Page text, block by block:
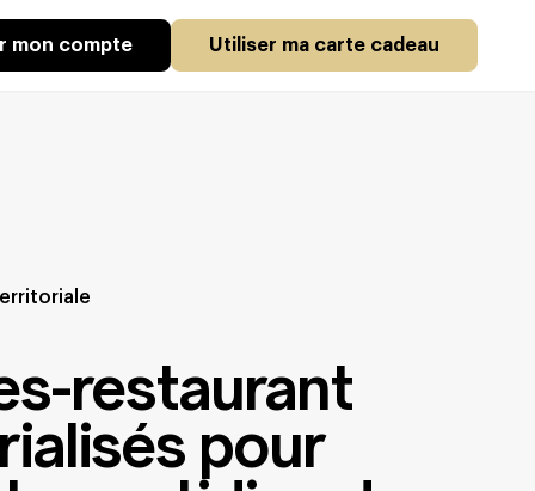
mon compte Utiliser ma carte cadeau
:
restaurant
pour